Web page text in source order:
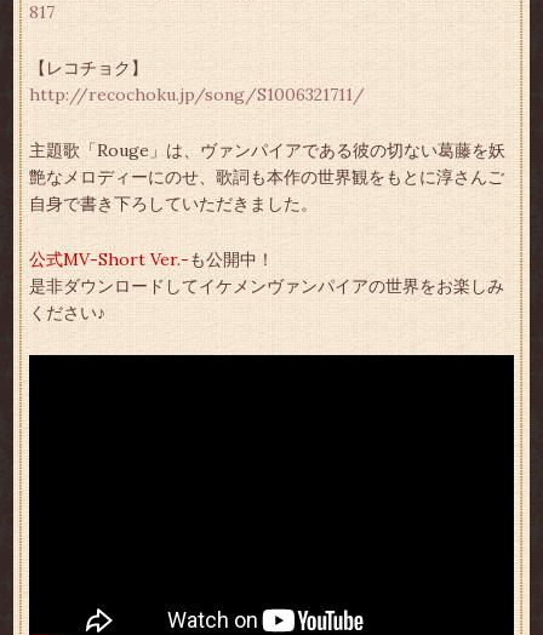
817
【レコチョク】
http://recochoku.jp/song/S1006321711/
主題歌「Rouge」は、ヴァンパイアである彼の切ない葛藤を妖
艶なメロディーにのせ、歌詞も本作の世界観をもとに淳さんご
自身で書き下ろしていただきました。
公式MV-Short Ver.-も公開中！
是非ダウンロードしてイケメンヴァンパイアの世界をお楽しみ
ください♪